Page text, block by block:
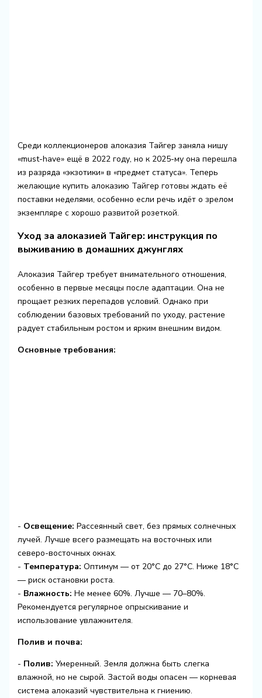
Среди коллекционеров алоказия Тайгер заняла нишу
«must-have» ещё в 2022 году, но к 2025-му она перешла
из разряда «экзотики» в «предмет статуса». Теперь
желающие купить алоказию Тайгер готовы ждать её
поставки неделями, особенно если речь идёт о зрелом
экземпляре с хорошо развитой розеткой.
Уход за алоказией Тайгер: инструкция по
выживанию в домашних джунглях
Алоказия Тайгер требует внимательного отношения,
особенно в первые месяцы после адаптации. Она не
прощает резких перепадов условий. Однако при
соблюдении базовых требований по уходу, растение
радует стабильным ростом и ярким внешним видом.
Основные требования:
- Освещение: Рассеянный свет, без прямых солнечных
лучей. Лучше всего размещать на восточных или
северо-восточных окнах.
- Температура: Оптимум — от 20°C до 27°C. Ниже 18°C
— риск остановки роста.
- Влажность: Не менее 60%. Лучше — 70–80%.
Рекомендуется регулярное опрыскивание и
использование увлажнителя.
Полив и почва:
- Полив: Умеренный. Земля должна быть слегка
влажной, но не сырой. Застой воды опасен — корневая
система алоказий чувствительна к гниению.